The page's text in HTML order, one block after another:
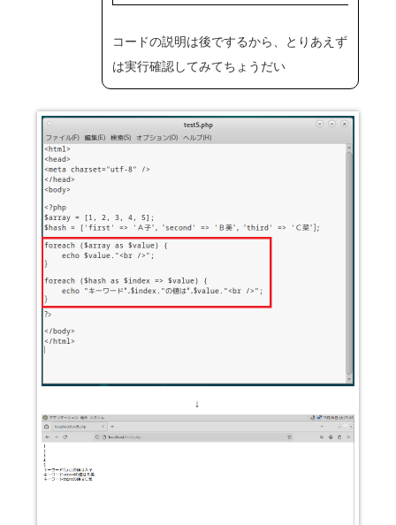
コードの説明は後でするから、とりあえず
は実行確認してみてちょうだい
↓